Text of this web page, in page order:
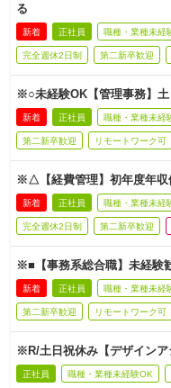
る
新着 正社員 職種・業種未経
完全週休2日制 第二新卒歓迎
※○未経験OK【管理事務】
新着 正社員 職種・業種未経
第二新卒歓迎 リモートワーク可
※△【経費管理】初年度年収
新着 正社員 職種・業種未経
完全週休2日制 第二新卒歓迎
※■【事務系総合職】未経験
新着 正社員 職種・業種未経
第二新卒歓迎 リモートワーク可
※R/土日祝休み【デザインア
正社員 職種・業種未経験OK